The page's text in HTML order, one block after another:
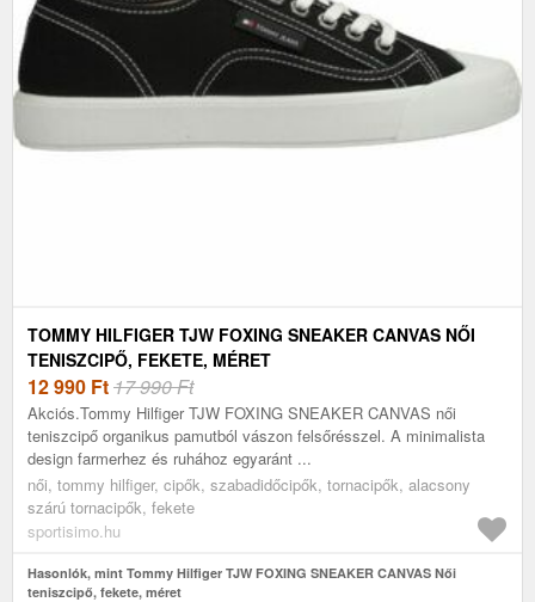
TOMMY HILFIGER TJW FOXING SNEAKER CANVAS NŐI
TENISZCIPŐ, FEKETE, MÉRET
12 990 Ft17 990 Ft
Akciós.Tommy Hilfiger TJW FOXING SNEAKER CANVAS női
teniszcipő organikus pamutból vászon felsőrésszel. A minimalista
design farmerhez és ruhához egyaránt ...
női, tommy hilfiger, cipők, szabadidőcipők, tornacipők, alacsony
szárú tornacipők, fekete
sportisimo.hu
Hasonlók, mint Tommy Hilfiger TJW FOXING SNEAKER CANVAS Női
teniszcipő, fekete, méret